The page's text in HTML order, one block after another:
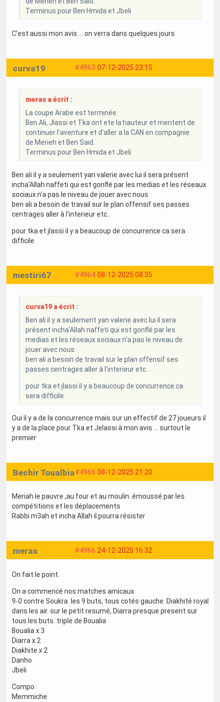
Terminus pour Ben Hmida et Jbeli
C’est aussi mon avis … on verra dans quelques jours
#4963 07-12-2025 23:15
curva19
meras a écrit :
La coupe Arabe est terminée.
Ben Ali, Jlassi et Tka ont ete la hauteur et meritent de
continuer l’aventure et d'aller a la CAN en compagnie
de Merieh et Ben Said.
Terminus pour Ben Hmida et Jbeli
Ben ali il y a seulement yan valerie avec lui il sera présent
incha'Allah naffeti qui est gonflé par les medias et les réseaux
sociaux n'a pas le niveau de jouer avec nous
ben ali a besoin de travail sur le plan offensif ses passes
centrages aller à l'interieur etc..
pour tka et jlassi il y a beaucoup de concurrence ca sera
difficile
#4964 08-12-2025 08:35
mestiri67
curva19 a écrit :
Ben ali il y a seulement yan valerie avec lui il sera
présent incha'Allah naffeti qui est gonflé par les
medias et les réseaux sociaux n'a pas le niveau de
jouer avec nous
ben ali a besoin de travail sur le plan offensif ses
passes centrages aller à l'interieur etc..
pour tka et jlassi il y a beaucoup de concurrence ca
sera difficile
Oui il y a de la concurrence mais sur un effectif de 27 joueurs il
y a de la place pour Tka et Jelassi à mon avis … surtout le
premier
#4965 08-12-2025 21:20
Bechir Toualbia
Meriah le pauvre ,au four et au moulin .émoussé par les
compétitions et les déplacements
Rabbi m3ah et incha Allah il.pourra résister
#4966 24-12-2025 16:32
meras
On fait le point.
On a commencé nos matches amicaux
9-0 contre Soukra. les 9 buts, tous cotés gauche. Diakhité royal
dans les air. sur le petit resumé, Diarra presque present sur
tous les buts. triple de Boualia
Boualia x 3
Diarra x 2
Diakhite x 2
Danho
Jbeli
Compo:
Memmiche